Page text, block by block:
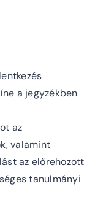
a jegyzékben
az
valamint
az előrehozott
tanulmányi